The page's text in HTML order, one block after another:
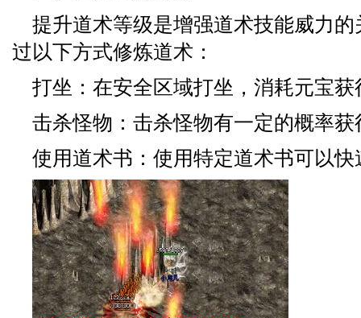
提升道术等级是增强道术技能威力
过以下方式修炼道术：
打坐：在安全区域打坐，消耗元宝
击杀怪物：击杀怪物有一定的概率
使用道术书：使用特定道术书可以